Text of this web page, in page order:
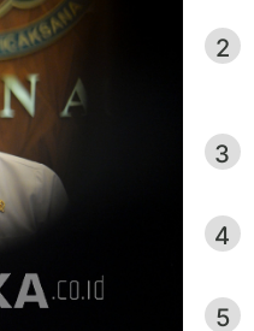
2
3
4
5